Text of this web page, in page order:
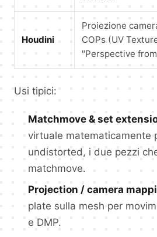
Houdini
Proiezione
COPs (UV
"Perspective
Usi tipici:
Matchmove & set
virtuale matematicamente
undistorted, i due pezzi
matchmove.
Projection / camera
plate sulla mesh per
e DMP.